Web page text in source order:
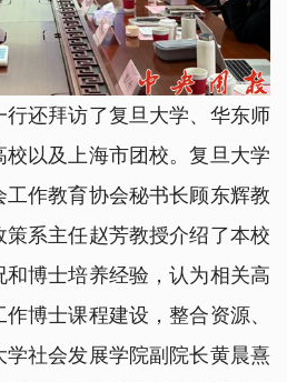
还拜访了复旦大学、华东师
以及上海市团校。复旦大学
作教育协会秘书长顾东辉教
系主任赵芳教授介绍了本校
博士培养经验，认为相关高
博士课程建设，整合资源、
社会发展学院副院长黄晨熹